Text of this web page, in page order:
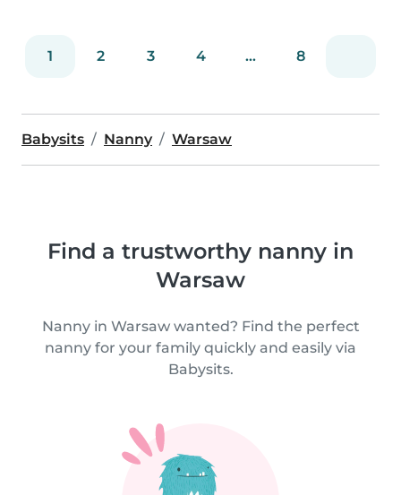
1 2 3 4 ... 8
Babysits Nanny Warsaw
Find a trustworthy nanny in
Warsaw
Nanny in Warsaw wanted? Find the perfect
nanny for your family quickly and easily via
Babysits.